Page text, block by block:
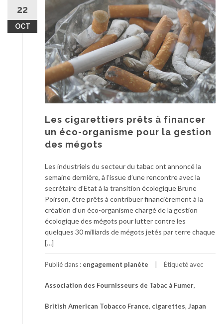
22
OCT
Les cigarettiers prêts à financer
un éco-organisme pour la gestion
des mégots
Les industriels du secteur du tabac ont annoncé la
semaine dernière, à l’issue d’une rencontre avec la
secrétaire d’Etat à la transition écologique Brune
Poirson, être prêts à contribuer financièrement à la
création d’un éco-organisme chargé de la gestion
écologique des mégots pour lutter contre les
quelques 30 milliards de mégots jetés par terre chaque
[…]
Publié dans : engagement planète Étiqueté avec
Association des Fournisseurs de Tabac à Fumer,
British American Tobacco France, cigarettes, Japan